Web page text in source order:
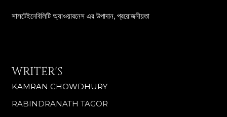
সাসটেইনেবিলিটি অ্যাওয়ারনেস এর উপাদান, প্রয়োজনীয়তা
WRITER'S
KAMRAN CHOWDHURY
RABINDRANATH TAGOR